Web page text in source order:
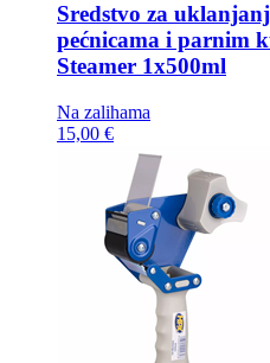
Sredstvo za
pećnicama i parnim
Steamer 1x500ml
Na zalihama
15,00 €